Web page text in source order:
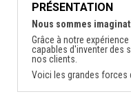
PRÉSENTATION
Nous sommes
Grâce à notre
capables d'inventer des
nos clients.
Voici les grandes forces